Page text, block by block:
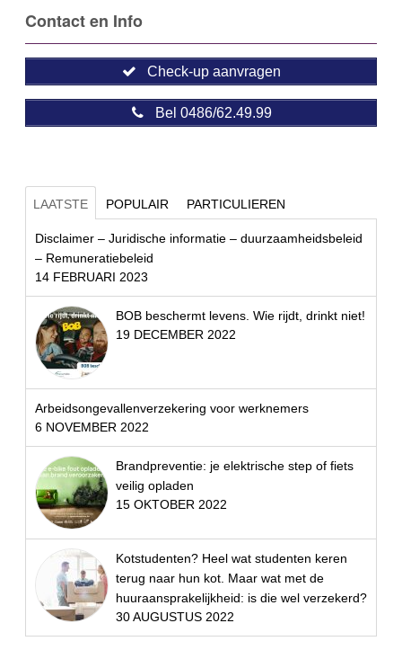
Contact en Info
Check-up aanvragen
Bel 0486/62.49.99
LAATSTE POPULAIR PARTICULIEREN
Disclaimer – Juridische informatie – duurzaamheidsbeleid
– Remuneratiebeleid
14 FEBRUARI 2023
BOB beschermt levens. Wie rijdt, drinkt niet!
19 DECEMBER 2022
Arbeidsongevallenverzekering voor werknemers
6 NOVEMBER 2022
Brandpreventie: je elektrische step of fiets
veilig opladen
15 OKTOBER 2022
Kotstudenten? Heel wat studenten keren
terug naar hun kot. Maar wat met de
huuraansprakelijkheid: is die wel verzekerd?
30 AUGUSTUS 2022